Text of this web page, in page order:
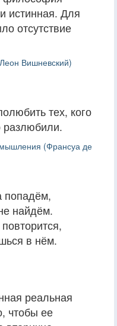
истинная. Для
отсутствие
Вишневский)
тех, кого
разлюбили.
(Франсуа де
попадём,
найдём.
в нём.
реальная
чтобы ее